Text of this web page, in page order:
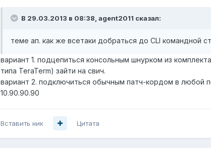
В 29.03.2013 в 08:38, agent2011 сказал:
теме ап. как же всетаки добраться до CLI командной
вариант 1. подцепиться консольным шнурком из
типа TeraTerm) зайти на свич.
вариант 2. подключиться обычным патч-кордом в любой
10.90.90.90
Вставить ник Цитата